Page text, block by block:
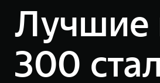
Лучшие
300